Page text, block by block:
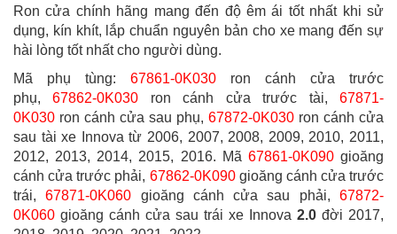
Ron cửa chính hãng mang đến độ êm ái tốt nhất khi sử
dụng, kín khít, lắp chuẩn nguyên bản cho xe mang đến sự
hài lòng tốt nhất cho người dùng.
Mã phụ tùng: 67861-0K030 ron cánh cửa trước
phụ,67862-0K030 ron cánh cửa trước tài,67871-
0K030 ron cánh cửa sau phụ, 67872-0K030 ron cánh cửa
sau tài xe Innova từ 2006, 2007, 2008, 2009, 2010, 2011,
2012, 2013, 2014, 2015, 2016. Mã 67861-0K090gioăng
cánh cửa trước phải, 67862-0K090gioăng cánh cửa trước
trái,67871-0K060 gioăng cánh cửa sau phải,67872-
0K060 gioăng cánh cửa sau trái xe Innova 2.0 đời 2017,